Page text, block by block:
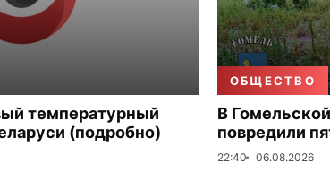
температурный
(подробно)
ОБЩЕСТВО
В
повредили
22:40 06.08.2026